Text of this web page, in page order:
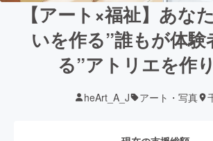
【アート×福祉】あな
いを作る”誰もが体
る”アトリエを作
heArt_A_J アート・写真